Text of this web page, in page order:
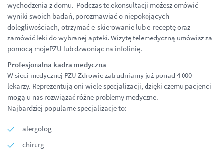
wychodzenia z domu. Podczas telekonsultacji możesz omówić
wyniki swoich badań, porozmawiać o niepokojących
dolegliwościach, otrzymać e-skierowanie lub e-receptę oraz
zamówić leki do wybranej apteki. Wizytę telemedyczną umówisz za
pomocą mojePZU lub dzwoniąc na infolinię.
Profesjonalna kadra medyczna
W sieci medycznej PZU Zdrowie zatrudniamy już ponad 4 000
lekarzy. Reprezentują oni wiele specjalizacji, dzięki czemu pacjenci
mogą u nas rozwiązać różne problemy medyczne.
Najbardziej popularne specjalizacje to:
alergolog
chirurg